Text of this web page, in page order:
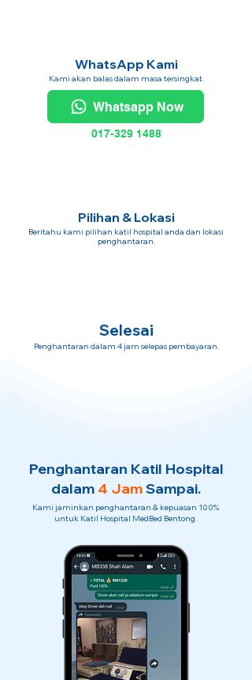
WhatsApp Kami
Kami akan balas dalam masa tersingkat.
Whatsapp Now
017-329 1488
Pilihan & Lokasi
Beritahu kami pilihan katil hospital anda dan lokasi
penghantaran.
Selesai
Penghantaran dalam 4 jam selepas pembayaran.
Penghantaran Katil Hospital
dalam 4 JamSampai.
Kami jaminkan penghantaran & kepuasan 100%
untuk Katil Hospital MedBed Bentong.